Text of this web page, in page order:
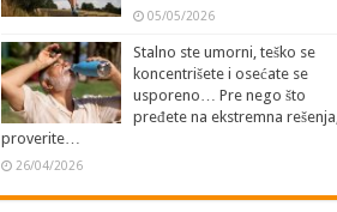
05/05/2026
Stalno ste umorni, teško se
koncentrišete i osećate se
usporeno… Pre nego što
pređete na ekstremna rešenja,
proverite…
26/04/2026